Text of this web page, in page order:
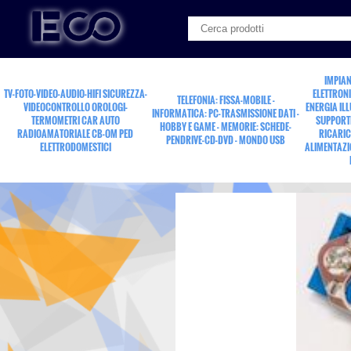
TV-FOTO-VIDEO-AUDIO-HIFI SICUREZZA-
VIDEOCONTROLLO OROLOGI-
TERMOMETRI CAR AUTO
RADIOAMATORIALE CB-OM PED
ELETTRODOMESTICI
TELEFONIA: FISSA-MOBILE -
INFORMATICA: PC-TRASMISSIONE DATI -
HOBBY E GAME - MEMORIE: SCHEDE-
PENDRIVE-CD-DVD - MONDO USB
ENERGIA
presa c.st.50p.SCSI